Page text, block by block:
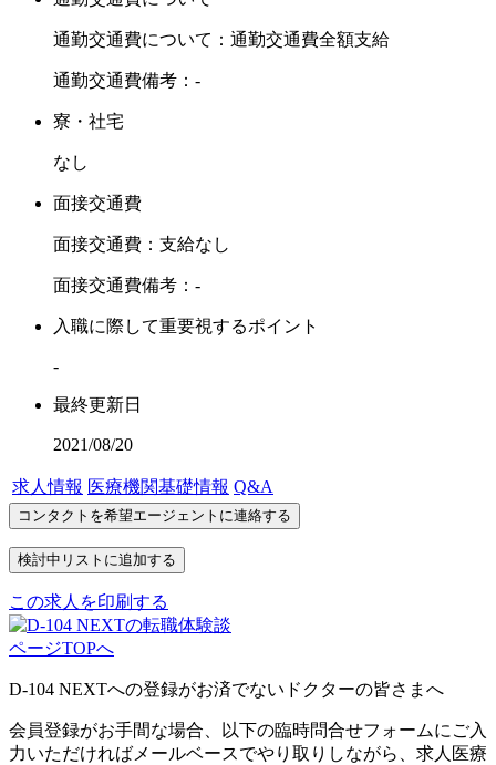
通勤交通費について：通勤交通費全額支給
通勤交通費備考：-
寮・社宅
なし
面接交通費
面接交通費：支給なし
面接交通費備考：-
入職に際して重要視するポイント
-
最終更新日
2021/08/20
求人情報 医療機関基礎情報 Q&A
この求人を印刷する
ページTOPへ
D-104 NEXTへの登録がお済でないドクターの皆さまへ
会員登録がお手間な場合、以下の臨時問合せフォームにご入
力いただければメールベースでやり取りしながら、求人医療